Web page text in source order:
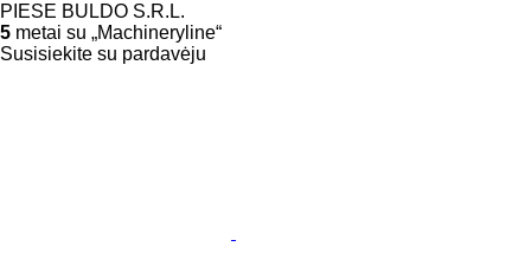
PIESE BULDO S.R.L.
5 metai su „Machineryline“
Susisiekite su pardavėju